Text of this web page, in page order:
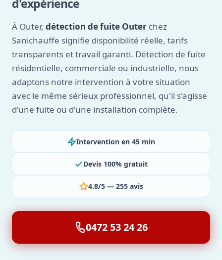
d'expérience
À Outer, détection de fuite Outer chez
Sanichauffe signifie disponibilité réelle, tarifs
transparents et travail garanti. Détection de fuite
résidentielle, commerciale ou industrielle, nous
adaptons notre intervention à votre situation
avec le même sérieux professionnel, qu'il s'agisse
d'une fuite ou d'une installation complète.
Intervention en 45 min
Devis 100% gratuit
4.8/5 — 255 avis
0472 53 24 26